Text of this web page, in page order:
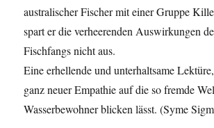
australischer Fischer mit einer Gruppe
spart er die verheerenden Auswirkungen
Fischfangs nicht aus.
Eine erhellende und unterhaltsame
ganz neuer Empathie auf die so fremde
Wasserbewohner blicken lässt. (Syme